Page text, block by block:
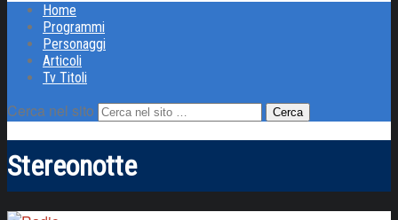
Home
Programmi
Personaggi
Articoli
Tv Titoli
Cerca nel sito
Stereonotte